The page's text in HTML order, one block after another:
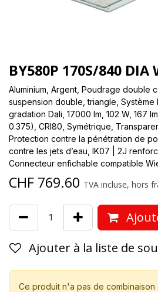
BY580P 170S/840 DIA
Aluminium, Argent, Poudrage double
suspension double, triangle, Système
gradation Dali, 17000 lm, 102 W, 167
0.375), CRI80, Symétrique,
Protection contre la pénétration de
contre les jets d’eau, IK07 | 2J
Connecteur enfichable compatible
CHF 769.60 TVA incluse, hors
Ajouter à la liste de
Ce produit n'a pas de combinaison